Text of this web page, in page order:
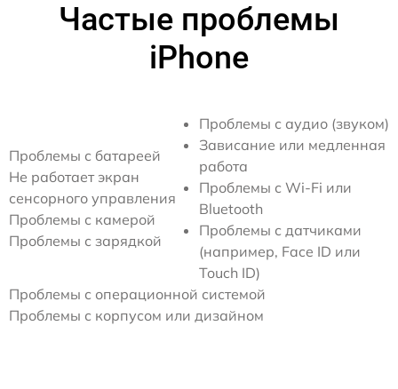
Частые проблемы
iPhone
Проблемы с батареей
Не работает экран
сенсорного управления
Проблемы с камерой
Проблемы с зарядкой
Проблемы с аудио (звуком)
Зависание или медленная
работа
Проблемы с Wi-Fi или
Bluetooth
Проблемы с датчиками
(например, Face ID или
Touch ID)
Проблемы с операционной системой
Проблемы с корпусом или дизайном